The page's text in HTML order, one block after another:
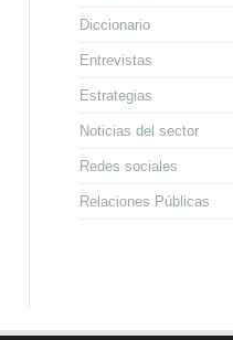
Diccionario
Entrevistas
Estrategias
Noticias del sector
Redes sociales
Relaciones Públicas